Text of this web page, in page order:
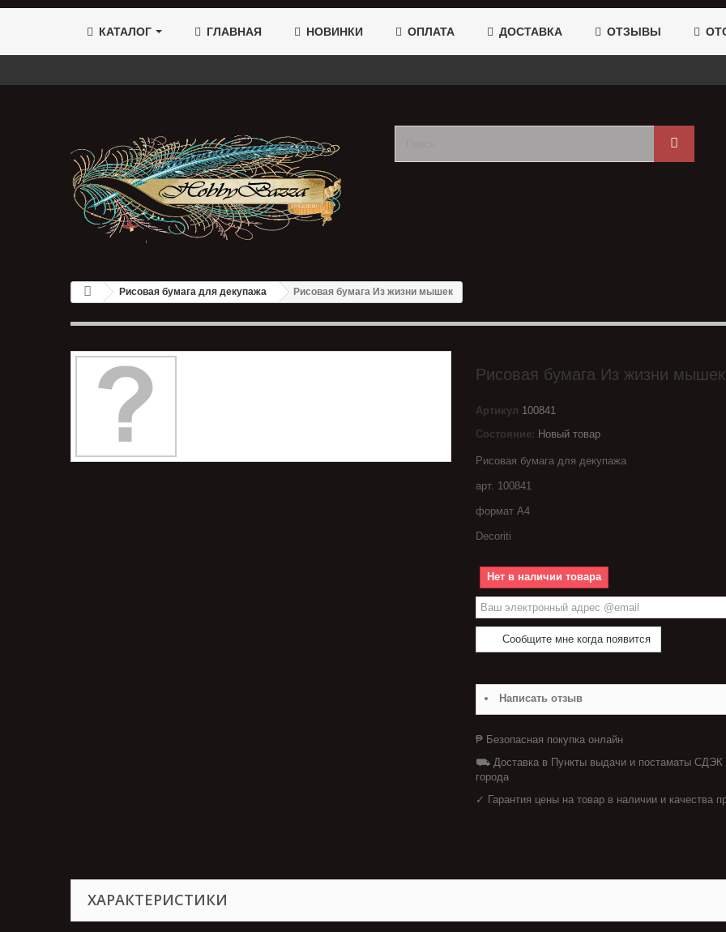
КАТАЛОГ ГЛАВНАЯ НОВИНКИ ОПЛАТА ДОСТАВКА ОТЗЫВЫ
Рисовая бумага для декупажа Рисовая бумага Из жизни мышек
Рисовая бумага Из жизни мышек
Артикул 100841
Состояние: Новый товар
Рисовая бумага для декупажа
арт. 100841
формат А4
Decoriti
Нет в наличии товара
Сообщите мне когда появится
Написать отзыв
₱ Безопасная покупка онлайн
⛟ Доставка в Пункты выдачи и постаматы СДЭК
города
✓ Гарантия цены на товар в наличии и качества
ХАРАКТЕРИСТИКИ